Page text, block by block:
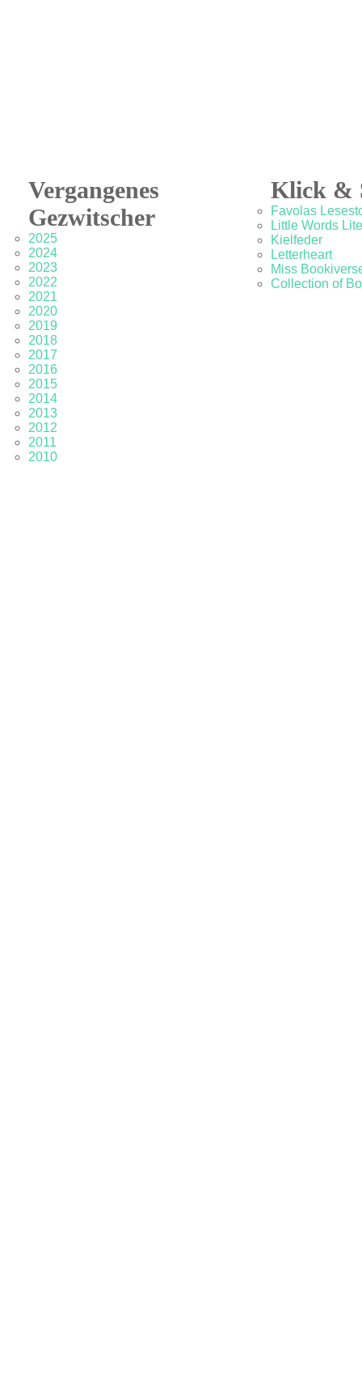
Vergangenes
Gezwitscher
2025
2024
2023
2022
2021
2020
2019
2018
2017
2016
2015
2014
2013
2012
2011
2010
Klick &
Favolas
Little Words
Kielfeder
Letterheart
Miss
Collection of